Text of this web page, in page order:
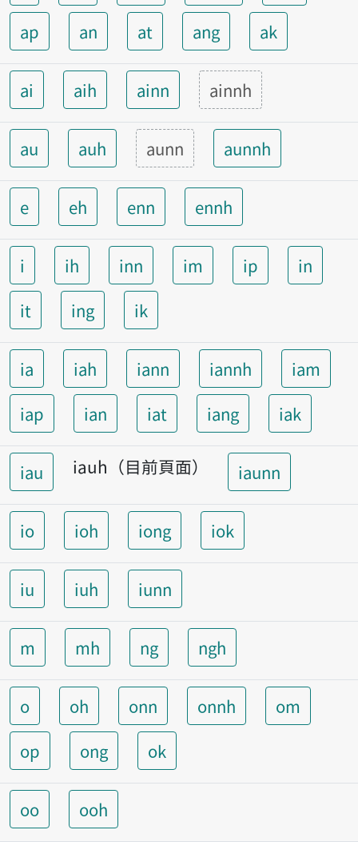
ap
an at ang ak
ai aih ainn ainnh
au auh aunn aunnh
e eh enn ennh
i ih inn im ip
in
it
ing ik
ia iah iann iannh
iam
iap
ian iat iang iak
iau iauh（目前頁面） iaunn
io ioh iong iok
iu iuh iunn
m mh ng ngh
o oh onn onnh
om
op
ong ok
oo ooh